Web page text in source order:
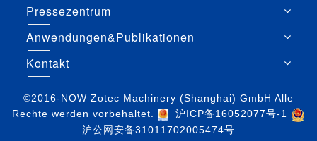
Pressezentrum
Anwendungen&Publikationen
Kontakt
©2016-NOW Zotec Machinery (Shanghai) GmbH Alle
Rechte werden vorbehaltet.
沪ICP备16052077号-1
沪公网安备31011702005474号